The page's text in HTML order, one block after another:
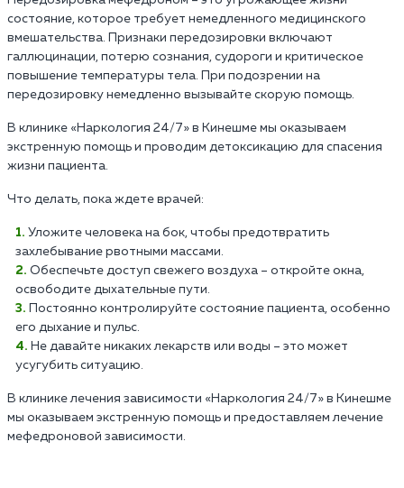
состояние, которое требует немедленного медицинского
вмешательства. Признаки передозировки включают
галлюцинации, потерю сознания, судороги и критическое
повышение температуры тела. При подозрении на
передозировку немедленно вызывайте скорую помощь.
В клинике «Наркология 24/7» в Кинешме мы оказываем
экстренную помощь и проводим детоксикацию для спасения
жизни пациента.
Что делать, пока ждете врачей:
Уложите человека на бок, чтобы предотвратить
захлебывание рвотными массами.
Обеспечьте доступ свежего воздуха – откройте окна,
освободите дыхательные пути.
Постоянно контролируйте состояние пациента, особенно
его дыхание и пульс.
Не давайте никаких лекарств или воды – это может
усугубить ситуацию.
В клинике лечения зависимости «Наркология 24/7» в Кинешме
мы оказываем экстренную помощь и предоставляем лечение
мефедроновой зависимости.